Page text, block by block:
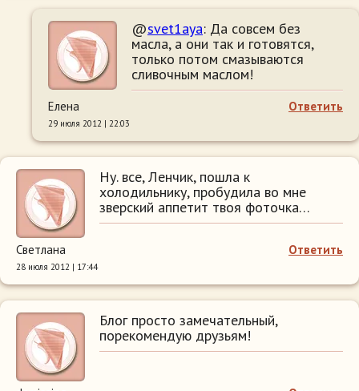
@svet1aya: Да совсем без
масла, а они так и готовятся,
только потом смазываются
сливочным маслом!
Ответить
Елена
29 июля 2012 | 22:03
Ну. все, Ленчик, пошла к
холодильнику, пробудила во мне
зверский аппетит твоя фоточка…
Ответить
Светлана
28 июля 2012 | 17:44
Блог просто замечательный,
порекомендую друзьям!